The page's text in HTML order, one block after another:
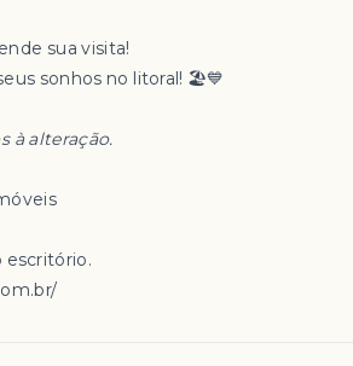
sua visita!
sonhos no litoral! 🏖️💙
à alteração.
escritório.